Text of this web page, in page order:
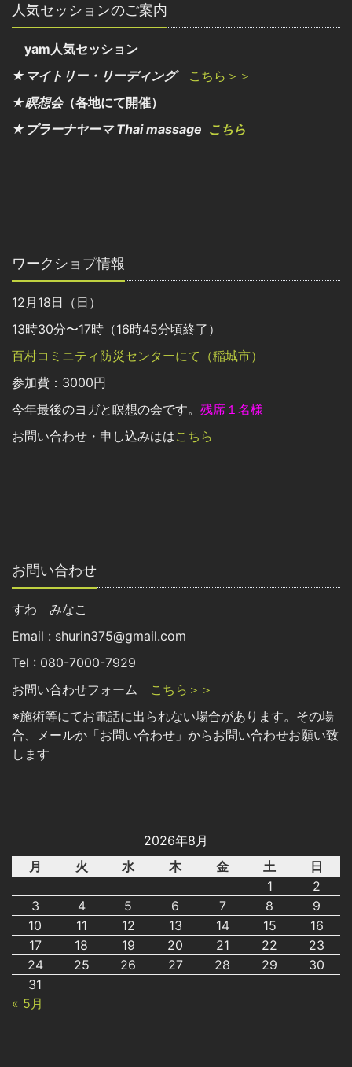
人気セッションのご案内
yam人気セッション
★マイトリー・リーディング
こちら＞＞
★瞑想会（各地にて開催）
★プラーナヤーマ Thai massage こちら
ワークショプ情報
12月18日（日）
13時30分〜17時（16時45分頃終了）
百村コミニティ防災センターにて（稲城市）
参加費：3000円
今年最後のヨガと瞑想の会です。 残席１名様
お問い合わせ・申し込みははこちら
お問い合わせ
すわ みなこ
Email : shurin375@gmail.com
Tel : 080-7000-7929
お問い合わせフォーム こちら＞＞
※施術等にてお電話に出られない場合があります。その場
合、メールか「お問い合わせ」からお問い合わせお願い致
します
2026年8月
月
火 水 木 金 土
日
1
2
3
4 5 6 7 8
9
10
11 12 13 14 15
16
17
18 19 20 21 22
23
24
25 26 27 28 29
30
31
« 5月